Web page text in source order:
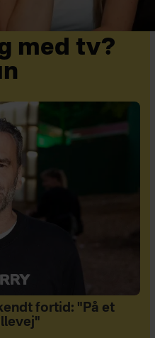
med tv?
fortid: "På et